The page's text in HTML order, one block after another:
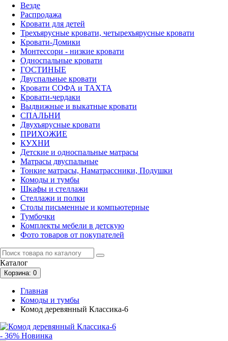
Везде
Распродажа
Кровати для детей
Трехъярусные кровати, четырехъярусные кровати
Кровати-Домики
Монтессори - низкие кровати
Односпальные кровати
ГОСТИНЫЕ
Двуспальные кровати
Кровати СОФА и ТАХТА
Кровати-чердаки
Выдвижные и выкатные кровати
СПАЛЬНИ
Двухъярусные кровати
ПРИХОЖИЕ
КУХНИ
Детские и односпальные матрасы
Матрасы двуспальные
Тонкие матрасы, Наматрассники, Подушки
Комоды и тумбы
Шкафы и стеллажи
Стеллажи и полки
Столы письменные и компьютерные
Тумбочки
Комплекты мебели в детскую
Фото товаров от покупателей
Каталог
Корзина: 0
Главная
Комоды и тумбы
Комод деревянный Классика-6
- 36% Новинка